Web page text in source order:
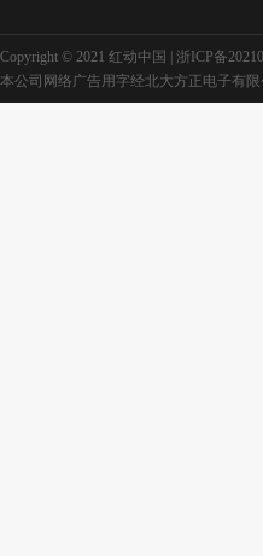
社区展板设计模板
Copyright © 2021 红动中国 | 浙ICP备
本公司网络广告用字经北大方正电子有